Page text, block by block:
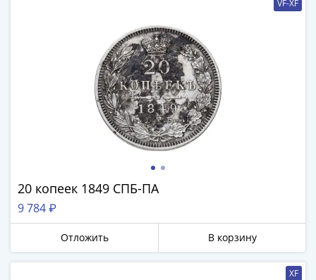
VF-XF
20 копеек 1849 СПБ-ПА
9 784 ₽
Отложить В корзину
XF